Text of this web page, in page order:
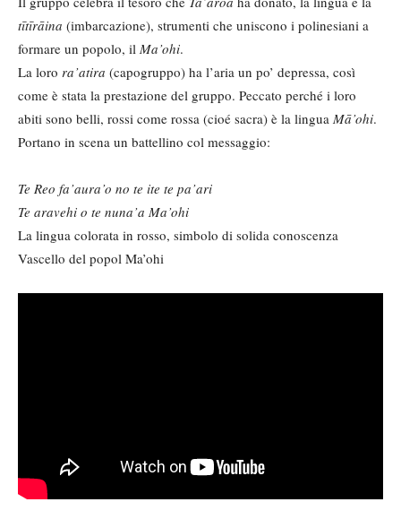
tītīrāina (imbarcazione), strumenti che uniscono i polinesiani a
formare un popolo, il Ma’ohi.
La loro ra’atira (capogruppo) ha l’aria un po’ depressa, così
come è stata la prestazione del gruppo. Peccato perché i loro
abiti sono belli, rossi come rossa (cioé sacra) è la lingua Mā’ohi.
Portano in scena un battellino col messaggio:
Te Reo fa’aura’o no te ite te pa’ari
Te aravehi o te nuna’a Ma’ohi
La lingua colorata in rosso, simbolo di solida conoscenza
Vascello del popol Ma’ohi